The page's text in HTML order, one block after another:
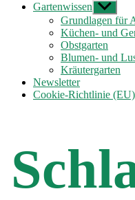
Gartenwissen Untermenü
anzeigen
Grundlagen für
Küchen- und
Obstgarten
Blumen- und
Kräutergarten
Newsletter
Cookie-Richtlinie (EU)